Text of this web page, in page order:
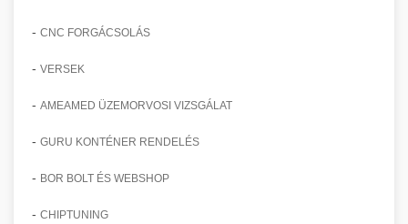
- CNC FORGÁCSOLÁS
- VERSEK
- AMEAMED ÜZEMORVOSI VIZSGÁLAT
- GURU KONTÉNER RENDELÉS
- BOR BOLT ÉS WEBSHOP
- CHIPTUNING